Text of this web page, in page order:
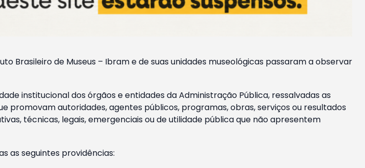
Brasileiro de Museus – Ibram e de suas unidades museológicas passaram a observar
institucional dos órgãos e entidades da Administração Pública, ressalvadas as
promovam autoridades, agentes públicos, programas, obras, serviços ou resultados
técnicas, legais, emergenciais ou de utilidade pública que não apresentem
as seguintes providências: